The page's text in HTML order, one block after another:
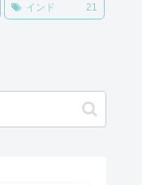
インド 21